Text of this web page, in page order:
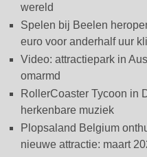
wereld
Spelen bij Beelen
euro voor anderhalf uur
Video: attractiepark in
omarmd
RollerCoaster Tycoon in
herkenbare muziek
Plopsaland Belgium
nieuwe attractie: maart